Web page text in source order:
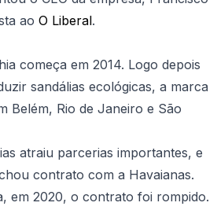
ao O Liberal.
começa em 2014. Logo depois
sandálias ecológicas, a marca
Belém, Rio de Janeiro e São
atraiu parcerias importantes, e
contrato com a Havaianas.
em 2020, o contrato foi rompido.